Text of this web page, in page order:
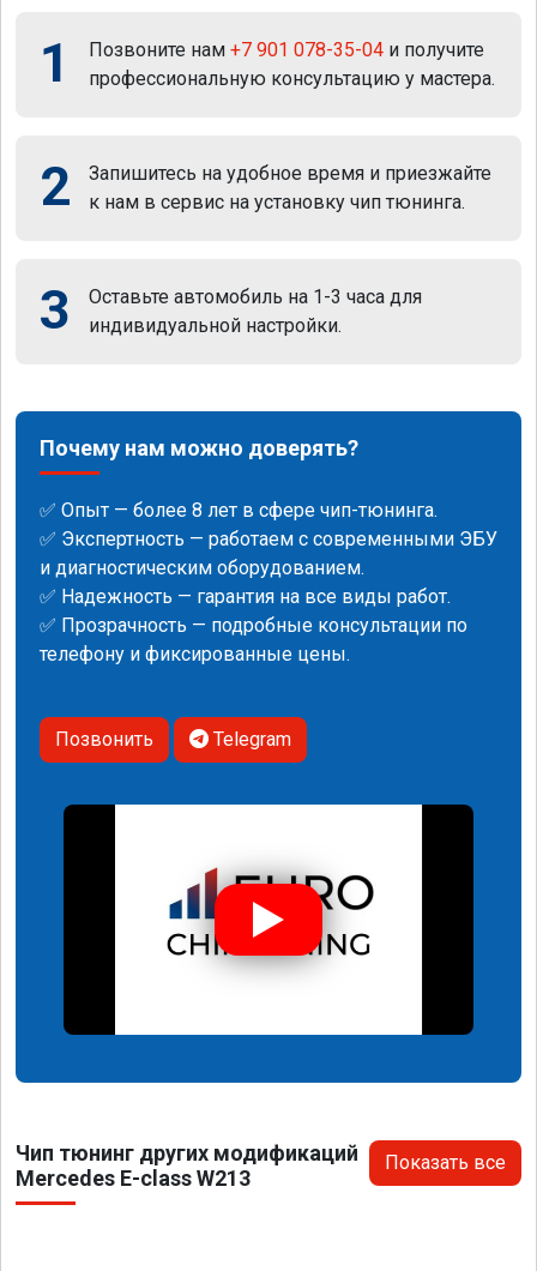
1 Позвоните нам +7 901 078-35-04 и получите
профессиональную консультацию у мастера.
2
Запишитесь на удобное время и приезжайте
к нам в сервис на установку чип тюнинга.
3
Оставьте автомобиль на 1-3 часа для
индивидуальной настройки.
Почему нам можно доверять?
✅ Опыт — более 8 лет в сфере чип-тюнинга.
✅ Экспертность — работаем с современными ЭБУ
и диагностическим оборудованием.
✅ Надежность — гарантия на все виды работ.
✅ Прозрачность — подробные консультации по
телефону и фиксированные цены.
Позвонить Telegram
Чип тюнинг других модификаций
Mercedes E-class W213
Показать все